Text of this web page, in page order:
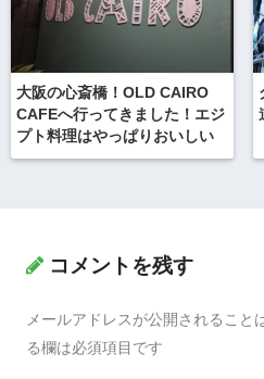
大阪の心斎橋！OLD CAIRO
CAFEへ行ってきました！エジ
プト料理はやっぱりおいしい
コメントを残す
メールアドレスが公開されること
る欄は必須項目です